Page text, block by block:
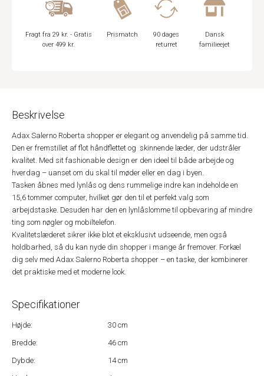
Fragt fra 29 kr. - Gratis
over 499 kr.
Prismatch
90 dages
returret
Dansk
familieejet
Beskrivelse
Adax Salerno Roberta shopper er elegant og anvendelig på samme tid.
Den er fremstillet af flot håndflettet og skinnende læder, der udstråler
kvalitet. Med sit fashionable design er den ideel til både arbejde og
hverdag – uanset om du skal til møder eller en dag i byen.
Tasken åbnes med lynlås og dens rummelige indre kan indeholde en
15,6 tommer computer, hvilket gør den til et perfekt valg som
arbejdstaske. Desuden har den en lynlåslomme til opbevaring af mindre
ting som nøgler og mobiltelefon.
Kvalitetslæderet sikrer ikke blot et eksklusivt udseende, men også
holdbarhed, så du kan nyde din shopper i mange år fremover. Forkæl
dig selv med Adax Salerno Roberta shopper – en taske, der kombinerer
det praktiske med et moderne look.
Specifikationer
Højde:
30 cm
Bredde:
46 cm
Dybde:
14 cm